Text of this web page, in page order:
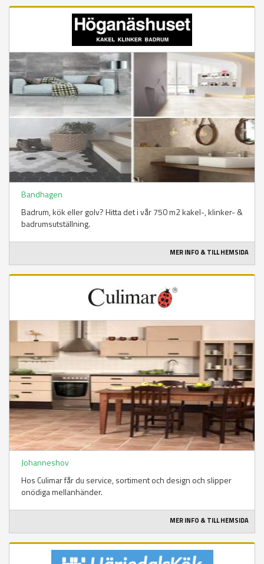
Bandhagen
Badrum, kök eller golv? Hitta det i vår 750 m2 kakel-, klinker- &
badrumsutställning.
MER INFO & TILL HEMSIDA
Johanneshov
Hos Culimar får du service, sortiment och design och slipper
onödiga mellanhänder.
MER INFO & TILL HEMSIDA